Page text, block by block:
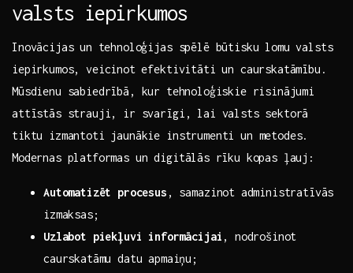
valsts iepirkumos
Inovācijas un⁤ tehnoloģijas spēlē būtisku ‌lomu valsts
iepirkumos, veicinot⁢ efektivitāti​ un caurskatāmību.
Mūsdienu sabiedrībā,‍ kur⁣ tehnoloģiskie risinājumi
attīstās strauji, ir svarīgi, lai valsts sektorā
tiktu izmantoti jaunākie instrumenti un metodes.
Modernas platformas un digitālās ⁤rīku kopas ļauj:
Automatizēt procesus , samazinot ⁤administratīvās
izmaksas;
Uzlabot piekļuvi informācijai ,⁤ nodrošinot
caurskatāmu datu‍ apmaiņu;